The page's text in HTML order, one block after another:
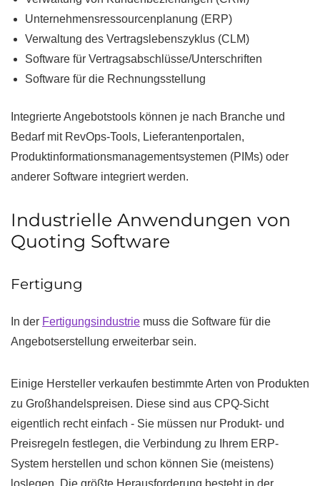
Unternehmensressourcenplanung (ERP)
Verwaltung des Vertragslebenszyklus (CLM)
Software für Vertragsabschlüsse/Unterschriften
Software für die Rechnungsstellung
Integrierte Angebotstools können je nach Branche und
Bedarf mit RevOps-Tools, Lieferantenportalen,
Produktinformationsmanagementsystemen (PIMs) oder
anderer Software integriert werden.
Industrielle Anwendungen von
Quoting Software
Fertigung
In der Fertigungsindustrie muss die Software für die
Angebotserstellung erweiterbar sein.
Einige Hersteller verkaufen bestimmte Arten von Produkten
zu Großhandelspreisen. Diese sind aus CPQ-Sicht
eigentlich recht einfach - Sie müssen nur Produkt- und
Preisregeln festlegen, die Verbindung zu Ihrem ERP-
System herstellen und schon können Sie (meistens)
loslegen. Die größte Herausforderung besteht in der